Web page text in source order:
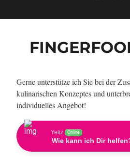
Gerne unterstütze ich Sie bei der
kulinarischen Konzeptes und
individuelles Angebot!
Yeliz Online
Wie kann ich Dir